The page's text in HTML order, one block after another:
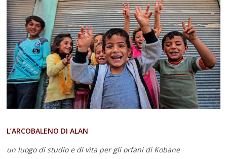
L’ARCOBALENO DI ALAN
un luogo di studio e di vita per gli orfani di Kobane